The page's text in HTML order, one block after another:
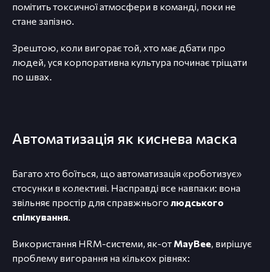
помітить токсичної атмосфери в команді, поки не
стане запізно.
Зрештою, коли вигорає той, хто має дбати про
людей, уся корпоративна культура починає тріщати
по швах.
Автоматизація як киснева маска
Багато хто боїться, що автоматизація «роботизує»
стосунки в колективі. Насправді все навпаки: вона
звільняє простір для справжнього людського
спілкування.
Використання HRM-системи, як-от MayBee, вирішує
проблему вигорання на кількох рівнях: